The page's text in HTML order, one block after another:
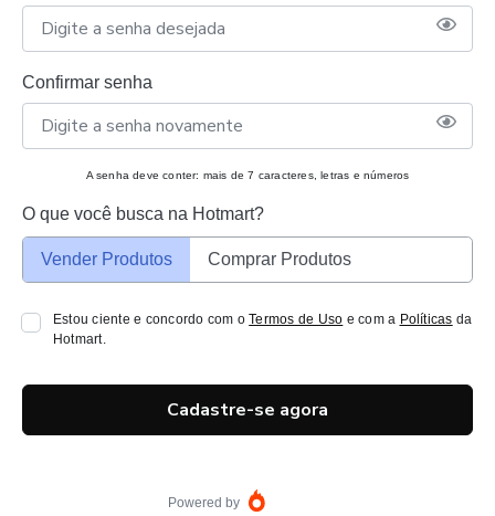
Confirmar senha
A senha deve conter: mais de 7 caracteres, letras e números
O que você busca na Hotmart?
Vender Produtos Comprar Produtos
Estou ciente e concordo com oTermos de Uso e com a Políticas da
Hotmart.
Cadastre-se agora
Powered by